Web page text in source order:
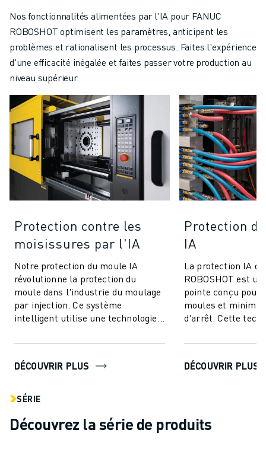
Nos fonctionnalités alimentées par l'IA pour FANUC
ROBOSHOT optimisent les paramètres, anticipent les
problèmes et rationalisent les processus. Faites l'expérience
d'une efficacité inégalée et faites passer votre production au
niveau supérieur.
Protection contre les
moisissures par l'IA
Notre protection du moule IA
révolutionne la protection du
moule dans l'industrie du moulage
par injection. Ce système
intelligent utilise une technologie
offrir ...
DÉCOUVRIR PLUS
Protection
IA
La protection IA
ROBOSHOT est
pointe conçu pour
moules et
d'arrêt. Cette
couple pour une...
DÉCOUVRIR PLUS
SÉRIE
Découvrez la série de produits